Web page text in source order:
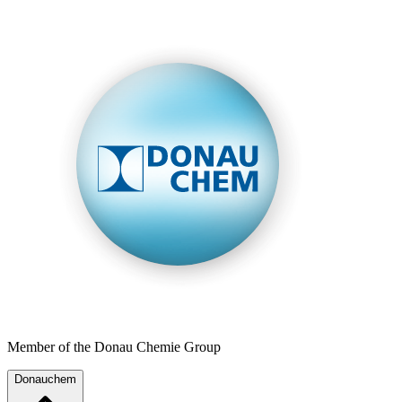
Member of the Donau Chemie Group
Donauchem